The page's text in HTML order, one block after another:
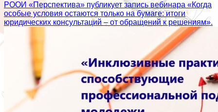
РООИ «Перспектива» публикует запись вебинара «Когда
особые условия остаются только на бумаге: итоги
юридических консультаций – от обращений к решениям».